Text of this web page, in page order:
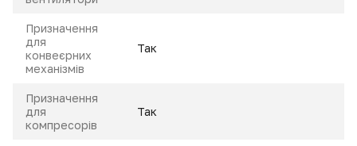
Призначення
для
конвеєрних
механізмів
Так
Призначення
для
компресорів
Так